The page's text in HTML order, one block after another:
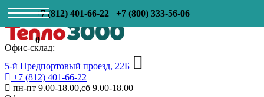
+7 (812) 401-66-22 +7 (800) 333-56-06
0
Офис-склад:
5-й Предпортовый проезд, 22Б
+7 (812) 401-66-22
пн-пт 9.00-18.00,сб 9.00-18.00